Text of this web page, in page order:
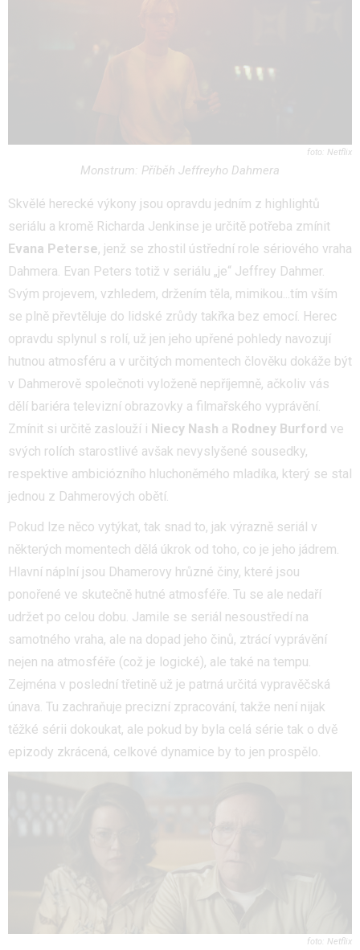
Netflix
Monstrum: Příběh Jeffreyho Dahmera
Skvělé herecké výkony jsou opravdu jedním z highlightů
seriálu a kromě Richarda Jenkinse je určitě potřeba zmínit
Evana Peterse, jenž se zhostil ústřední role sériového vraha
Dahmera. Evan Peters totiž v seriálu „je“ Jeffrey Dahmer.
Svým projevem, vzhledem, držením těla, mimikou...tím vším
se plně převtěluje do lidské zrůdy takřka bez emocí. Herec
opravdu splynul s rolí, už jen jeho upřené pohledy navozují
hutnou atmosféru a v určitých momentech člověku dokáže být
v Dahmerově společnoti vyloženě nepříjemně, ačkoliv vás
dělí bariéra televizní obrazovky a filmařského vyprávění.
Zmínit si určitě zaslouží i Niecy Nash a Rodney Burford ve
svých rolích starostlivé avšak nevyslyšené sousedky,
respektive ambiciózního hluchoněmého mladíka, který se stal
jednou z Dahmerových obětí.
Pokud lze něco vytýkat, tak snad to, jak výrazně seriál v
některých momentech dělá úkrok od toho, co je jeho jádrem.
Hlavní náplní jsou Dhamerovy hrůzné činy, které jsou
ponořené ve skutečně hutné atmosféře. Tu se ale nedaří
udržet po celou dobu. Jamile se seriál nesoustředí na
samotného vraha, ale na dopad jeho činů, ztrácí vyprávění
nejen na atmosféře (což je logické), ale také na tempu.
Zejména v poslední třetině už je patrná určitá vypravěčská
únava. Tu zachraňuje precizní zpracování, takže není nijak
těžké sérii dokoukat, ale pokud by byla celá série tak o dvě
epizody zkrácená, celkové dynamice by to jen prospělo.
Netflix